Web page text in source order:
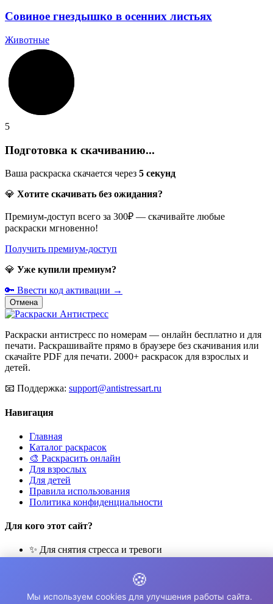
Совиное гнездышко в осенних листьях
Животные
5
Подготовка к скачиванию...
Ваша раскраска скачается через 5 секунд
💎 Хотите скачивать без ожидания?
Премиум-доступ всего за 300₽ — скачивайте любые
раскраски мгновенно!
Получить премиум-доступ
💎 Уже купили премиум?
🔑 Ввести код активации →
Отмена
Раскраски антистресс по номерам — онлайн бесплатно и для
печати. Раскрашивайте прямо в браузере без скачивания или
скачайте PDF для печати. 2000+ раскрасок для взрослых и
детей.
📧 Поддержка: support@antistressart.ru
Навигация
Главная
Каталог раскрасок
🎨 Раскрасить онлайн
Для взрослых
Для детей
Правила использования
Политика конфиденциальности
Для кого этот сайт?
✨ Для снятия стресса и тревоги
🧘 Для медитации и расслабления
👨‍👩‍👧‍👦 Для семейного досуга
🍪
Мы используем cookies для улучшения работы сайта.